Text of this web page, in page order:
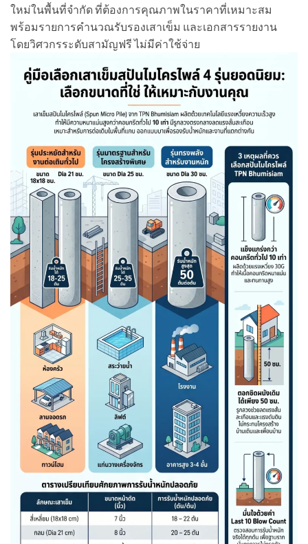
ใหม่ในพื้นที่จำกัด ที่ต้องการคุณภาพในราคาที่เหมาะสม
พร้อมรายการคำนวณรับรองเสาเข็ม และเอกสารรายงาน
โดยวิศวกรระดับสามัญฟรี ไม่มีค่าใช้จ่าย